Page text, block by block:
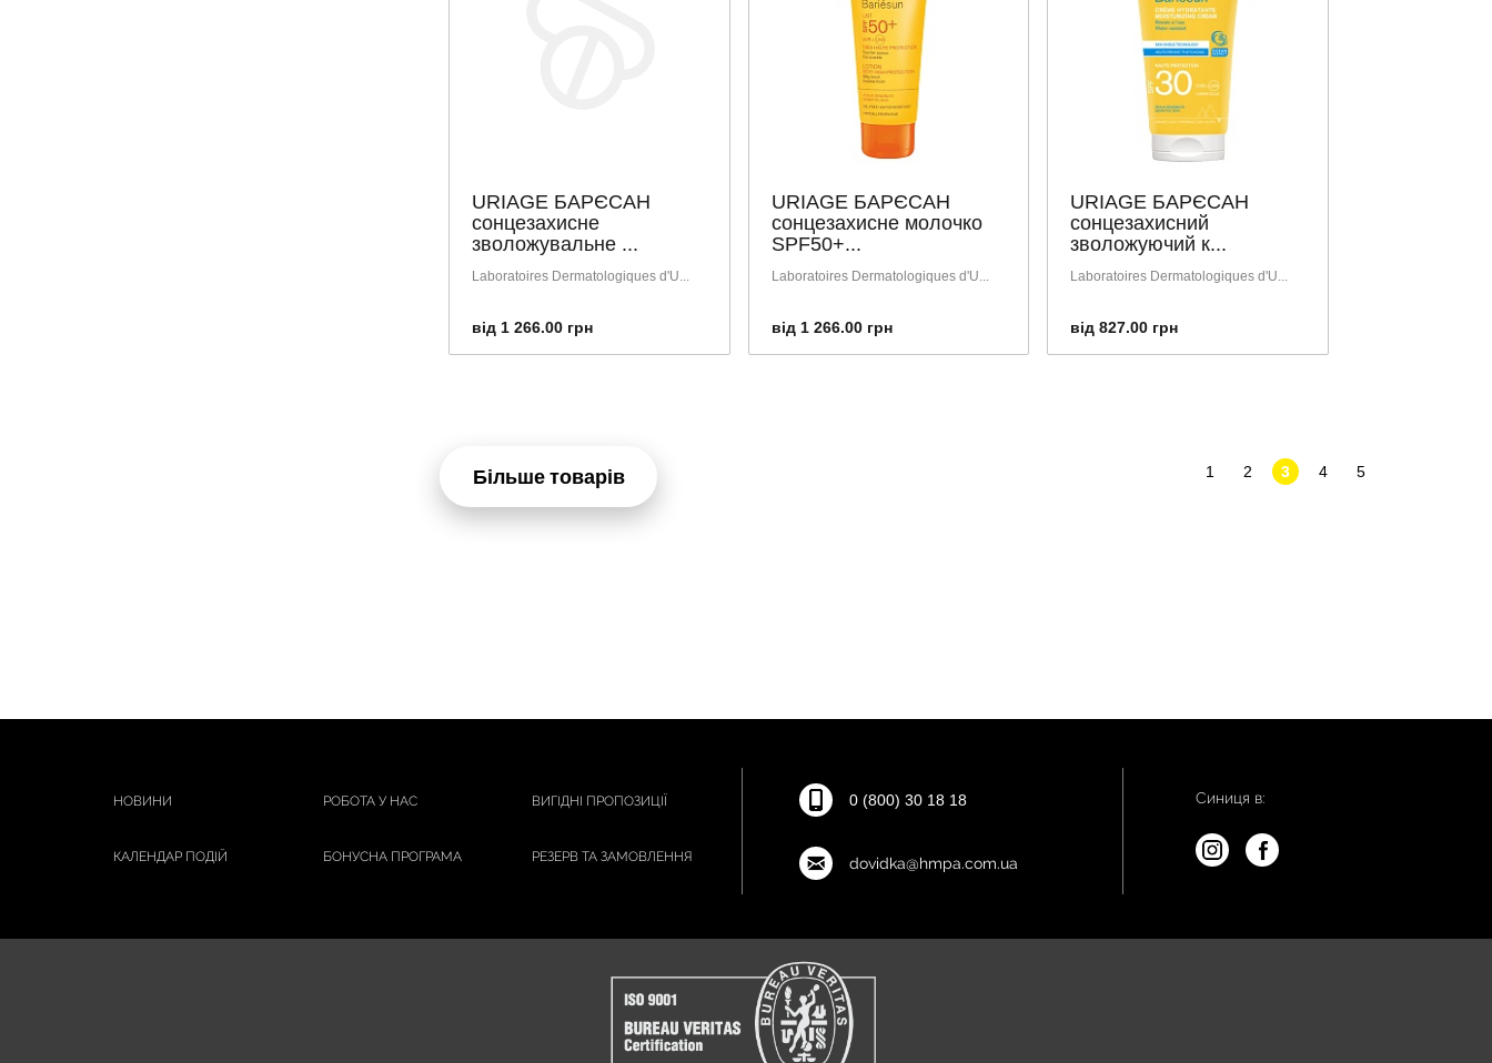
URIAGE БАРЄСАН
сонцезахисне
зволожувальне ...
Laboratoires Dermatologiques d'U...
від 1 266.00 грн
URIAGE БАРЄСАН
сонцезахисне молочко
SPF50+...
Laboratoires Dermatologiques d'U...
від 1 266.00 грн
URIAGE БАРЄСАН
сонцезахисний
зволожуючий к...
Laboratoires Dermatologiques d'U...
від 827.00 грн
Більше товарів 1 2 3 4 5
НОВИНИ РОБОТА У НАС ВИГІДНІ ПРОПОЗИЦІЇ
КАЛЕНДАР ПОДІЙ БОНУСНА ПРОГРАМА РЕЗЕРВ ТА ЗАМОВЛЕННЯ
0 (800) 30 18 18
dovidka@hmpa.com.ua
Синиця в: